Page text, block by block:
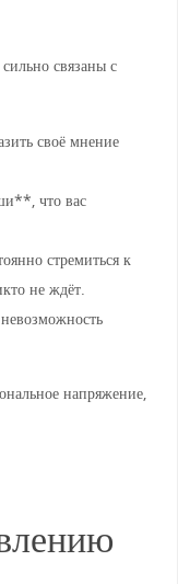
связаны с
своё мнение
что вас
стремиться к
не ждёт.
напряжение,